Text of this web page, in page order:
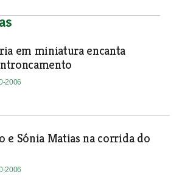
em miniatura encanta
2006
e Sónia Matias na corrida do
2006